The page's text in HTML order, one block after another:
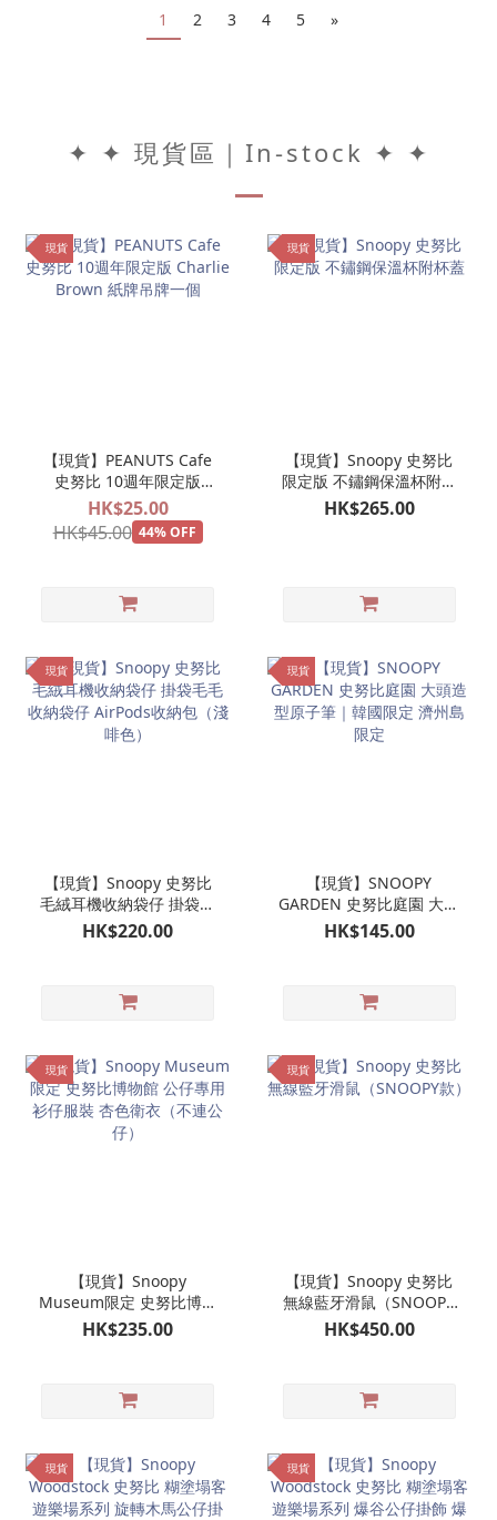
1 2 3 4 5 »
✦ ✦ 現貨區｜In-stock ✦ ✦
現貨
【現貨】PEANUTS Cafe
史努比 10週年限定版
Charlie Brown 紙牌吊牌
一個
HK$25.00
HK$45.00 44% OFF
現貨
【現貨】Snoopy 史努比
限定版 不鏽鋼保溫杯附杯
蓋
HK$265.00
現貨
【現貨】Snoopy 史努比
毛絨耳機收納袋仔 掛袋毛
毛收納袋仔 AirPods收納
包（淺啡色）
HK$220.00
現貨
【現貨】SNOOPY
GARDEN 史努比庭園 大頭
造型原子筆｜韓國限定 濟
州島限定
HK$145.00
現貨
【現貨】Snoopy
Museum限定 史努比博物
館 公仔專用衫仔服裝 杏色
HK$235.00
現貨
【現貨】Snoopy 史努比
無線藍牙滑鼠（SNOOPY
款）
HK$450.00
現貨 現貨